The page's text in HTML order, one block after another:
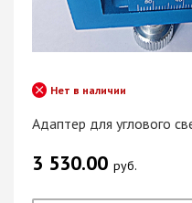
Адаптер для углового
Нет в наличии
3 530.00 руб.